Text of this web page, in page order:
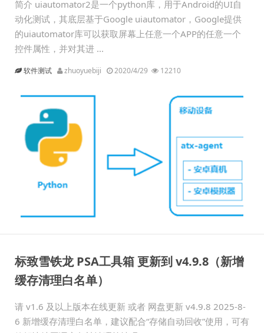
简介 uiautomator2是一个python库，用于Android的UI自
动化测试，其底层基于Google uiautomator，Google提供
的uiautomator库可以获取屏幕上任意一个APP的任意一个
控件属性，并对其进 ...
软件测试 zhuoyuebiji 2020/4/29 12210
标致雪铁龙 PSA工具箱 更新到 v4.9.8（新增
缓存清理白名单）
请 v1.6 及以上版本在线更新 或者 网盘更新 v4.9.8 2025-8-
6 新增缓存清理白名单，建议配合“存储自动回收”使用，可有